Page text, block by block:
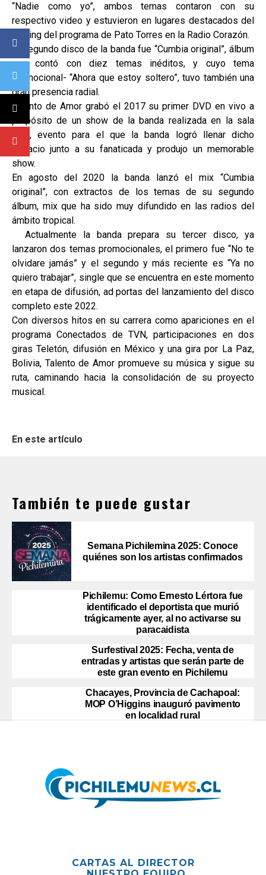
“Nadie como yo”, ambos temas contaron con su
respectivo video y estuvieron en lugares destacados del
ranking del programa de Pato Torres en la Radio Corazón.
El segundo disco de la banda fue “Cumbia original”, álbum
que contó con diez temas inéditos, y cuyo tema
promocional- “Ahora que estoy soltero”, tuvo también una
gran presencia radial.
Talento de Amor grabó el 2017 su primer DVD en vivo a
propósito de un show de la banda realizada en la sala
SCD, evento para el que la banda logró llenar dicho
espacio junto a su fanaticada y produjo un memorable
show.
En agosto del 2020 la banda lanzó el mix “Cumbia
original”, con extractos de los temas de su segundo
álbum, mix que ha sido muy difundido en las radios del
ámbito tropical.
Actualmente la banda prepara su tercer disco, ya
lanzaron dos temas promocionales, el primero fue “No te
olvidare jamás” y el segundo y más reciente es “Ya no
quiero trabajar”, single que se encuentra en este momento
en etapa de difusión, ad portas del lanzamiento del disco
completo este 2022.
Con diversos hitos en su carrera como apariciones en el
programa Conectados de TVN, participaciones en dos
giras Teletón, difusión en México y una gira por La Paz,
Bolivia, Talento de Amor promueve su música y sigue su
ruta, caminando hacia la consolidación de su proyecto
musical.
En este artículo
También te puede gustar
Semana Pichilemina 2025: Conoce
quiénes son los artistas confirmados
Pichilemu: Como Ernesto Lértora fue
identificado el deportista que murió
trágicamente ayer, al no activarse su
paracaidista
Surfestival 2025: Fecha, venta de
entradas y artistas que serán parte de
este gran evento en Pichilemu
Chacayes, Provincia de Cachapoal:
MOP O’Higgins inauguró pavimento
en localidad rural
CARTAS AL DIRECTOR